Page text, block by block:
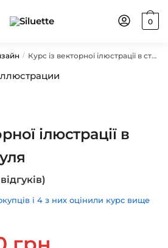
0
/ Курс із векторної ілюстрації в стилі Flat з нуля
ілюстрації в
і 4 з них оцінили курс вище